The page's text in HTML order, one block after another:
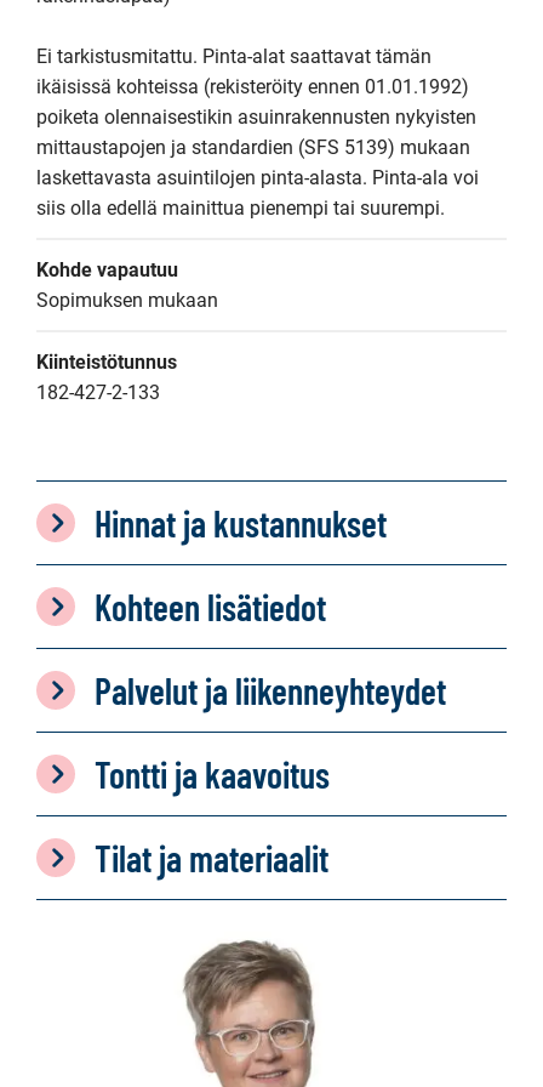
Ei tarkistusmitattu. Pinta-alat saattavat tämän
ikäisissä kohteissa (rekisteröity ennen 01.01.1992)
poiketa olennaisestikin asuinrakennusten nykyisten
mittaustapojen ja standardien (SFS 5139) mukaan
laskettavasta asuintilojen pinta-alasta. Pinta-ala voi
siis olla edellä mainittua pienempi tai suurempi.
Kohde vapautuu
Sopimuksen mukaan
Kiinteistötunnus
182-427-2-133
Hinnat ja kustannukset
Kohteen lisätiedot
Palvelut ja liikenneyhteydet
Tontti ja kaavoitus
Tilat ja materiaalit